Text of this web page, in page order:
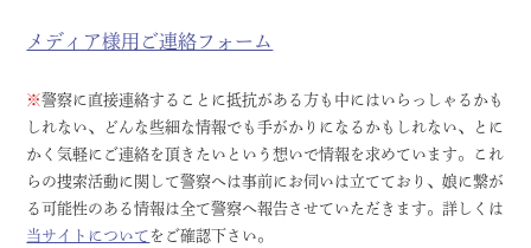
メディア様用ご連絡フォーム
※警察に直接連絡することに抵抗がある方も中にはいらっしゃるかも
しれない、どんな些細な情報でも手がかりになるかもしれない、とに
かく気軽にご連絡を頂きたいという想いで情報を求めています。これ
らの捜索活動に関して警察へは事前にお伺いは立てており、娘に繋が
る可能性のある情報は全て警察へ報告させていただきます。詳しくは
当サイトについて をご確認下さい。